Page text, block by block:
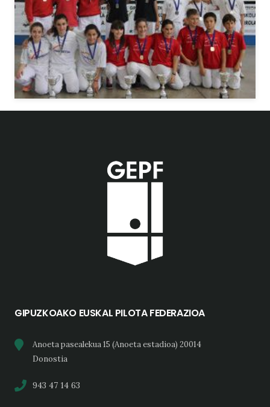
GIPUZKOAKO EUSKAL PILOTA FEDERAZIOA
Anoeta pasealekua 15 (Anoeta estadioa) 20014
Donostia
943 47 14 63